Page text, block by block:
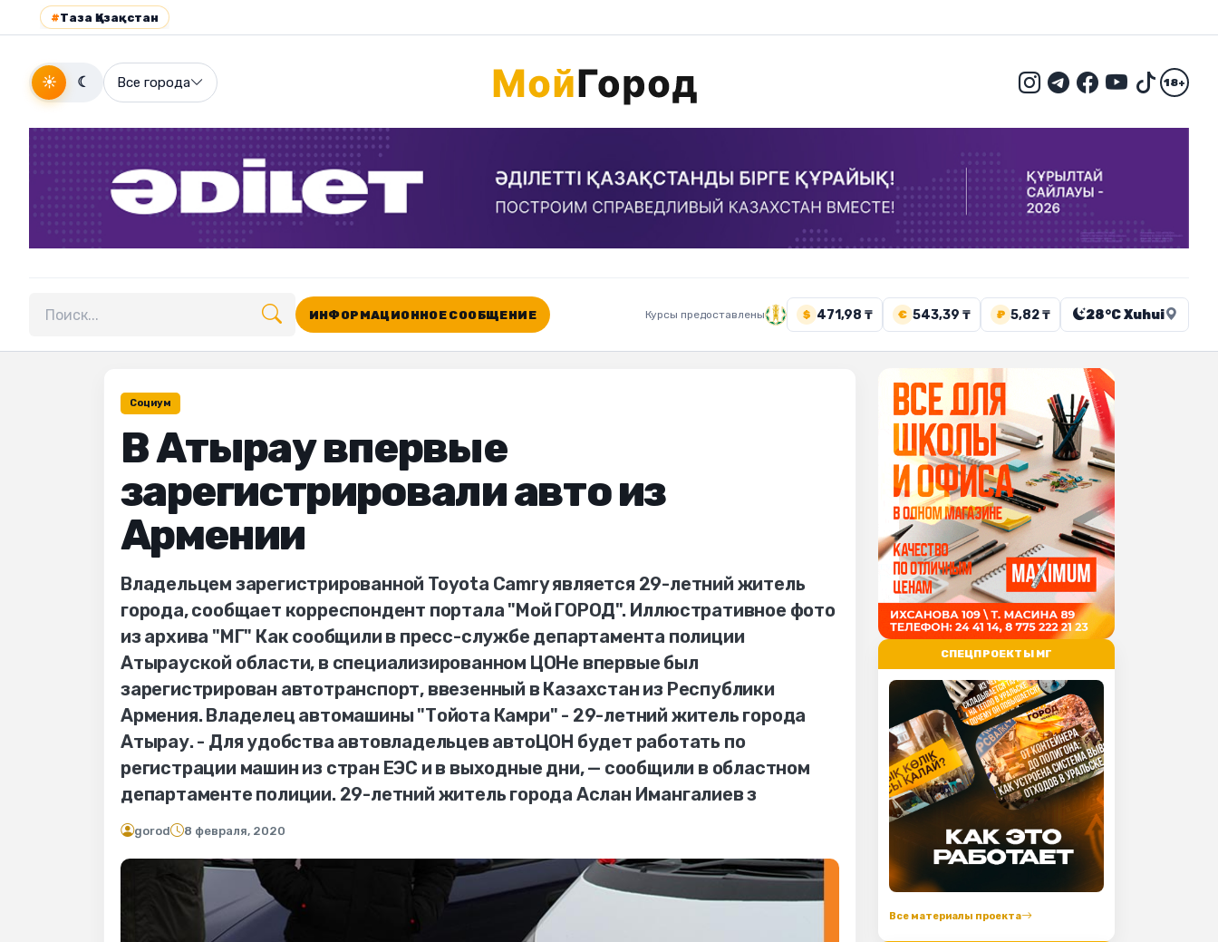
#Таза Қазақстан
☀ ☾ Все города 18+
Поиск по сайту
ИНФОРМАЦИОННОЕ СООБЩЕНИЕ Курсы предоставлены $ 471,98 ₸ € 543,39 ₸ ₽ 5,82 ₸ 28°C Xuhui
Социум
В Атырау впервые
зарегистрировали авто из
Армении
Владельцем зарегистрированной Toyota Camry является 29-летний житель
города, сообщает корреспондент портала "Мой ГОРОД". Иллюстративное фото
из архива "МГ" Как сообщили в пресс-службе департамента полиции
Атырауской области, в специализированном ЦОНе впервые был
зарегистрирован автотранспорт, ввезенный в Казахстан из Республики
Армения. Владелец автомашины "Тойота Камри" - 29-летний житель города
Атырау. - Для удобства автовладельцев автоЦОН будет работать по
регистрации машин из стран ЕЭС и в выходные дни, — сообщили в областном
департаменте полиции. 29-летний житель города Аслан Имангалиев з
gorod 8 февраля, 2020
СПЕЦПРОЕКТЫ МГ
Все материалы проекта